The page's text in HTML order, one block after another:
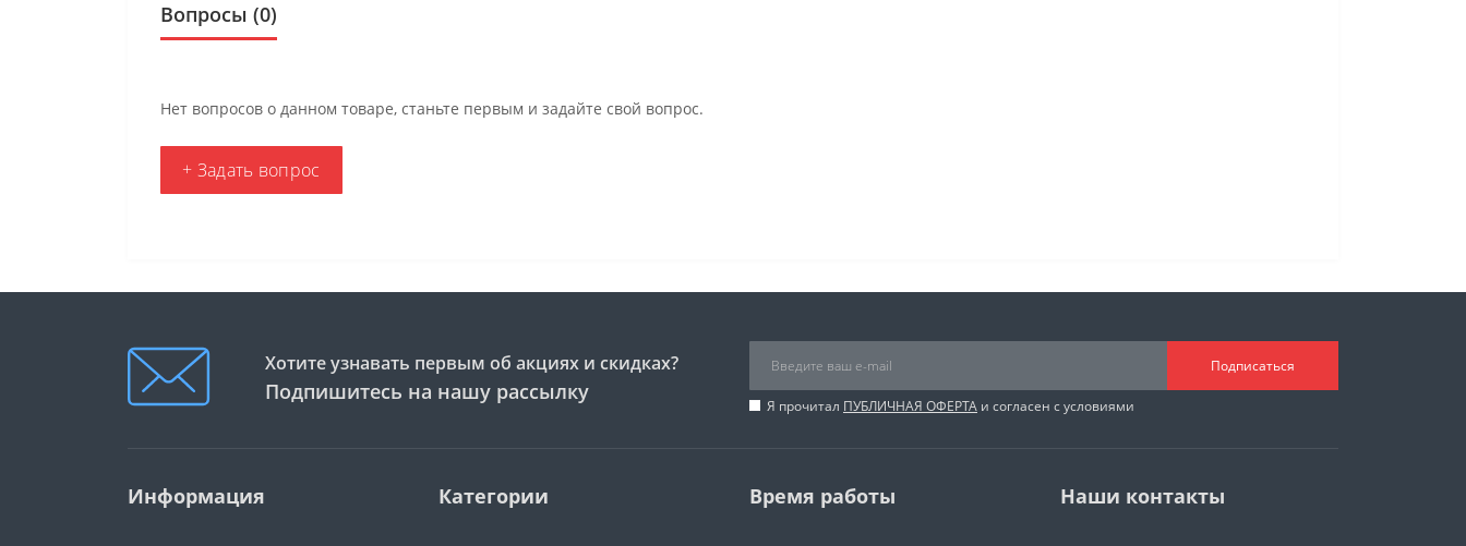
Вопросы (0)
Нет вопросов о данном товаре, станьте первым и задайте свой вопрос.
+ Задать вопрос
Хотите узнавать первым об акциях и скидках?
Подпишитесь на нашу рассылку
Подписаться
Я прочитал ПУБЛИЧНАЯ ОФЕРТА и согласен с условиями
Информация Категории Время работы Наши контакты